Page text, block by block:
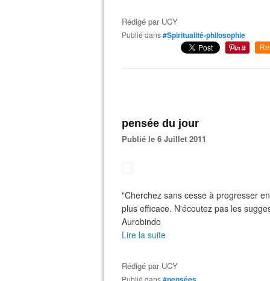
Rédigé par UCY
Publié dans#Spiritualité-philosophie
pensée du jour
Publié le 6 Juillet 2011
"Cherchez sans cesse à progresser
plus efficace. N'écoutez pas les
Aurobindo
Lire la suite
Rédigé par UCY
Publié dans